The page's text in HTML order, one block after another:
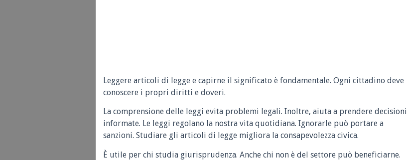
Leggere articoli di legge e capirne il significato è fondamentale. Ogni cittadino deve
conoscere i propri diritti e doveri.
La comprensione delle leggi evita problemi legali. Inoltre, aiuta a prendere decisioni
informate. Le leggi regolano la nostra vita quotidiana. Ignorarle può portare a
sanzioni. Studiare gli articoli di legge migliora la consapevolezza civica.
È utile per chi studia giurisprudenza. Anche chi non è del settore può beneficiarne.